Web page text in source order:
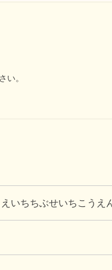
い。
いちちぶせいちこうえ